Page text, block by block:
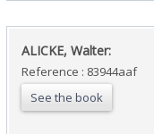
‎ALICKE, Walter:‎
Reference : 83944aaf
See the book